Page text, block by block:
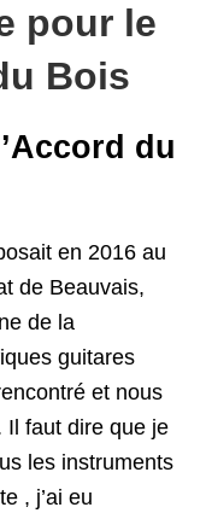
pour le
Bois
du
en 2016 au
de Beauvais,
de la
guitares
et nous
Il faut dire que je
les instruments
, j’ai eu